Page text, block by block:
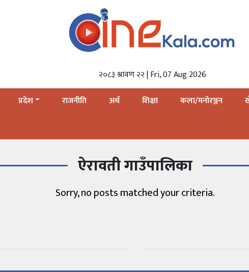
२०८३ श्रावण २२ | Fri, 07 Aug 2026
प्रदेश राजनीति अर्थ शिक्षा कला/मनोरञ्जन
ऐरावती गाउँपालिका
Sorry, no posts matched your criteria.